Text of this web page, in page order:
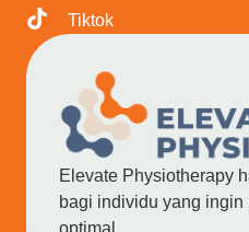
Tiktok
Elevate Physiotherapy
bagi individu yang ingin